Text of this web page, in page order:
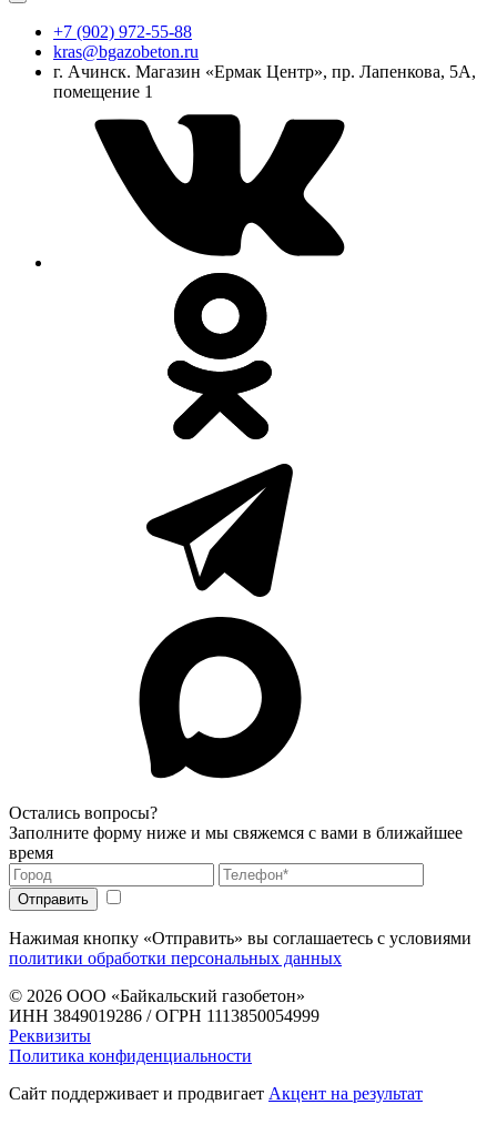
+7 (902) 972-55-88
kras@bgazobeton.ru
г. Ачинск. Магазин «Ермак Центр», пр. Лапенкова, 5А,
помещение 1
Остались вопросы?
Заполните форму ниже и мы свяжемся с вами в ближайшее
время
Нажимая кнопку «Отправить» вы соглашаетесь с условиями
политики обработки персональных данных
© 2026 ООО «Байкальский газобетон»
ИНН 3849019286 / ОГРН 1113850054999
Реквизиты
Политика конфиденциальности
Сайт поддерживает и продвигает Акцент на результат